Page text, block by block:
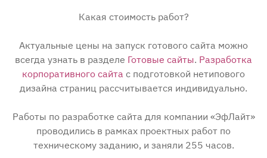
Какая стоимость работ?
Актуальные цены на запуск готового сайта можно
всегда узнать в разделе Готовые сайты. Разработка
корпоративного сайта с подготовкой нетипового
дизайна страниц рассчитывается индивидуально.
Работы по разработке сайта для компании «ЭфЛайт»
проводились в рамках проектных работ по
техническому заданию, и заняли 255 часов.